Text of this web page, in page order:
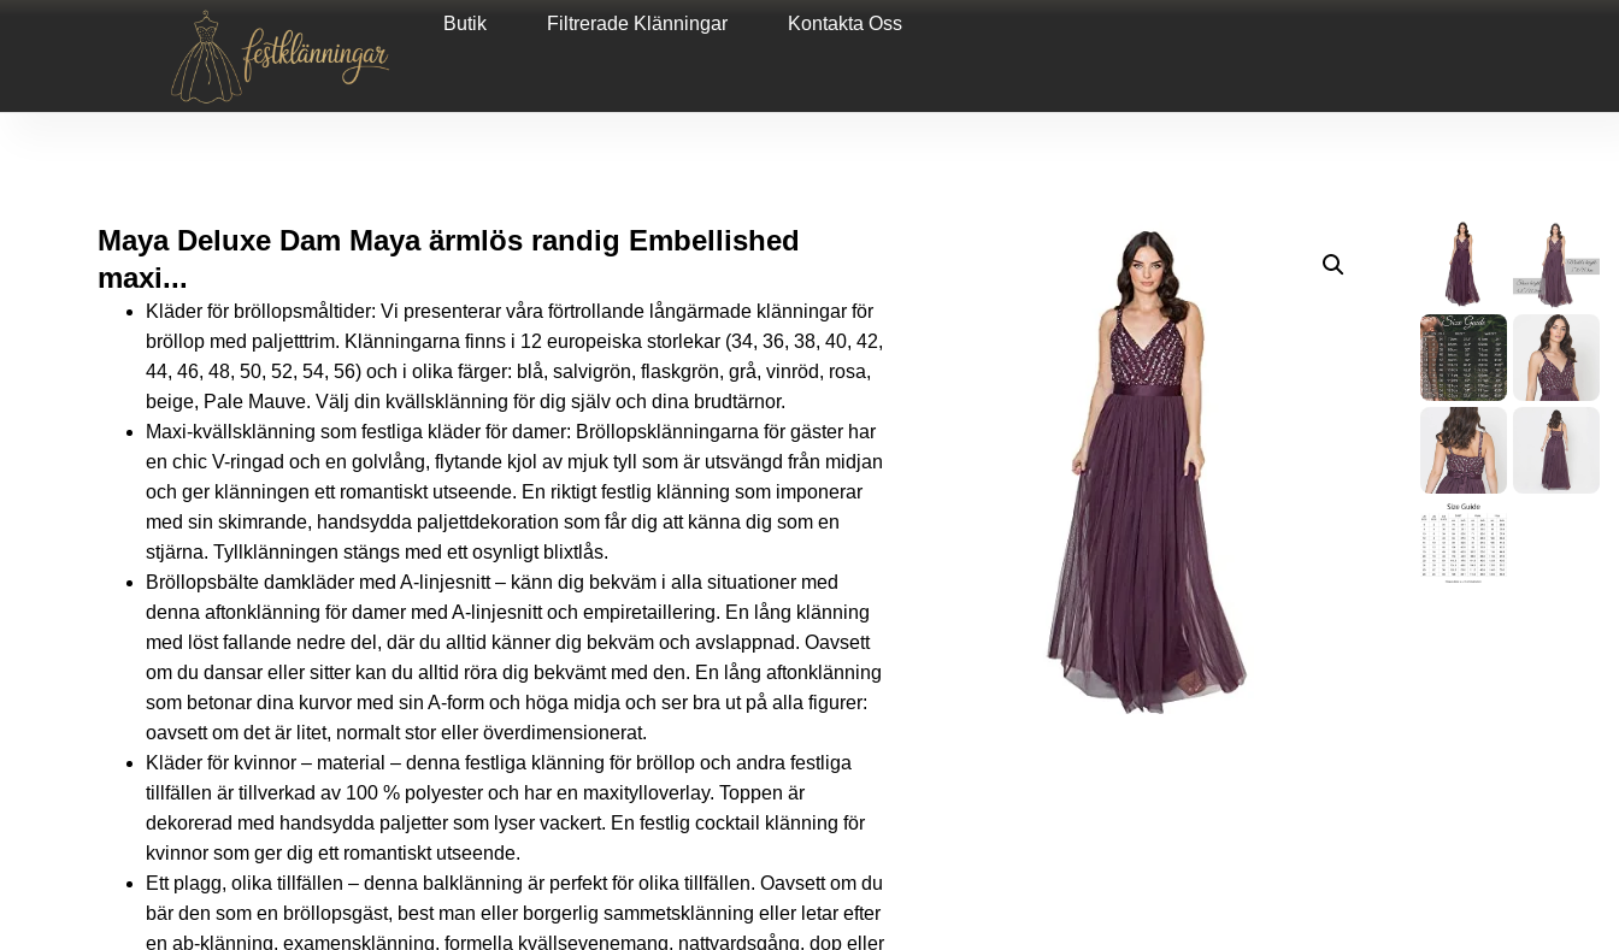
Butik Filtrerade Klänningar Kontakta Oss
Maya Deluxe Dam Maya ärmlös randig Embellished
maxi...
Kläder för bröllopsmåltider: Vi presenterar våra förtrollande långärmade klänningar för
bröllop med paljetttrim. Klänningarna finns i 12 europeiska storlekar (34, 36, 38, 40, 42,
44, 46, 48, 50, 52, 54, 56) och i olika färger: blå, salvigrön, flaskgrön, grå, vinröd, rosa,
beige, Pale Mauve. Välj din kvällsklänning för dig själv och dina brudtärnor.
Maxi-kvällsklänning som festliga kläder för damer: Bröllopsklänningarna för gäster har
en chic V-ringad och en golvlång, flytande kjol av mjuk tyll som är utsvängd från midjan
och ger klänningen ett romantiskt utseende. En riktigt festlig klänning som imponerar
med sin skimrande, handsydda paljettdekoration som får dig att känna dig som en
stjärna. Tyllklänningen stängs med ett osynligt blixtlås.
Bröllopsbälte damkläder med A-linjesnitt – känn dig bekväm i alla situationer med
denna aftonklänning för damer med A-linjesnitt och empiretaillering. En lång klänning
med löst fallande nedre del, där du alltid känner dig bekväm och avslappnad. Oavsett
om du dansar eller sitter kan du alltid röra dig bekvämt med den. En lång aftonklänning
som betonar dina kurvor med sin A-form och höga midja och ser bra ut på alla figurer:
oavsett om det är litet, normalt stor eller överdimensionerat.
Kläder för kvinnor – material – denna festliga klänning för bröllop och andra festliga
tillfällen är tillverkad av 100 % polyester och har en maxitylloverlay. Toppen är
dekorerad med handsydda paljetter som lyser vackert. En festlig cocktail klänning för
kvinnor som ger dig ett romantiskt utseende.
Ett plagg, olika tillfällen – denna balklänning är perfekt för olika tillfällen. Oavsett om du
bär den som en bröllopsgäst, best man eller borgerlig sammetsklänning eller letar efter
en ab-klänning, examensklänning, formella kvällsevenemang, nattvardsgång, dop eller